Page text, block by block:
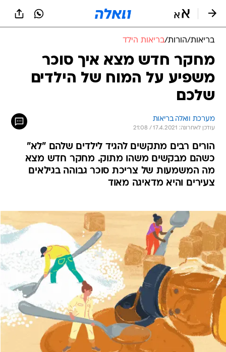
בריאות/הורות/בריאות הילד
מחקר חדש מצא איך סוכר
משפיע על המוח של הילדים
שלכם
מערכת וואלה בריאות
עודכן לאחרונה: 17.4.2021 / 21:08
הורים רבים מתקשים להגיד לילדים שלהם "לא"
כשהם מבקשים משהו מתוק. מחקר חדש מצא
מה המשמעות של צריכת סוכר גבוהה בגילאים
צעירים והיא מדאיגה מאוד